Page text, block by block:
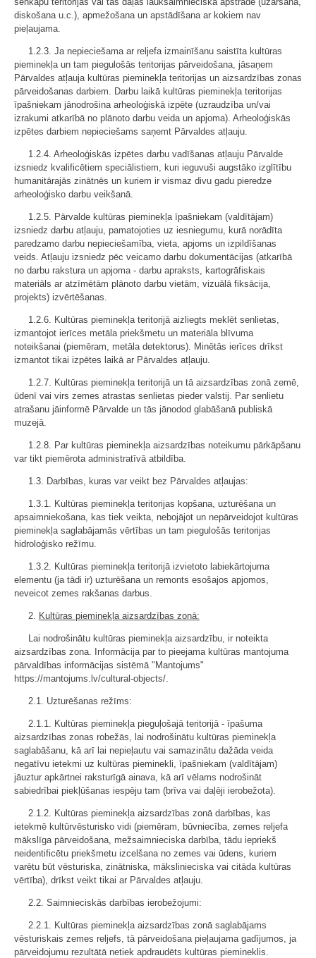
diskošana u.c.), apmežošana un apstādīšana ar kokiem nav
pieļaujama.
1.2.3. Ja nepieciešama ar reljefa izmainīšanu saistīta kultūras
pieminekļa un tam piegulošās teritorijas pārveidošana, jāsaņem
Pārvaldes atļauja kultūras pieminekļa teritorijas un aizsardzības zonas
pārveidošanas darbiem. Darbu laikā kultūras pieminekļa teritorijas
īpašniekam jānodrošina arheoloģiskā izpēte (uzraudzība un/vai
izrakumi atkarībā no plānoto darbu veida un apjoma). Arheoloģiskās
izpētes darbiem nepieciešams saņemt Pārvaldes atļauju.
1.2.4. Arheoloģiskās izpētes darbu vadīšanas atļauju Pārvalde
izsniedz kvalificētiem speciālistiem, kuri ieguvuši augstāko izglītību
humanitārajās zinātnēs un kuriem ir vismaz divu gadu pieredze
arheoloģisko darbu veikšanā.
1.2.5. Pārvalde kultūras pieminekļa īpašniekam (valdītājam)
izsniedz darbu atļauju, pamatojoties uz iesniegumu, kurā norādīta
paredzamo darbu nepieciešamība, vieta, apjoms un izpildīšanas
veids. Atļauju izsniedz pēc veicamo darbu dokumentācijas (atkarībā
no darbu rakstura un apjoma - darbu apraksts, kartogrāfiskais
materiāls ar atzīmētām plānoto darbu vietām, vizuālā fiksācija,
projekts) izvērtēšanas.
1.2.6. Kultūras pieminekļa teritorijā aizliegts meklēt senlietas,
izmantojot ierīces metāla priekšmetu un materiāla blīvuma
noteikšanai (piemēram, metāla detektorus). Minētās ierīces drīkst
izmantot tikai izpētes laikā ar Pārvaldes atļauju.
1.2.7. Kultūras pieminekļa teritorijā un tā aizsardzības zonā zemē,
ūdenī vai virs zemes atrastas senlietas pieder valstij. Par senlietu
atrašanu jāinformē Pārvalde un tās jānodod glabāšanā publiskā
muzejā.
1.2.8. Par kultūras pieminekļa aizsardzības noteikumu pārkāpšanu
var tikt piemērota administratīvā atbildība.
1.3. Darbības, kuras var veikt bez Pārvaldes atļaujas:
1.3.1. Kultūras pieminekļa teritorijas kopšana, uzturēšana un
apsaimniekošana, kas tiek veikta, nebojājot un nepārveidojot kultūras
pieminekļa saglabājamās vērtības un tam piegulošās teritorijas
hidroloģisko režīmu.
1.3.2. Kultūras pieminekļa teritorijā izvietoto labiekārtojuma
elementu (ja tādi ir) uzturēšana un remonts esošajos apjomos,
neveicot zemes rakšanas darbus.
2. Kultūras pieminekļa aizsardzības zonā:
Lai nodrošinātu kultūras pieminekļa aizsardzību, ir noteikta
aizsardzības zona. Informācija par to pieejama kultūras mantojuma
pārvaldības informācijas sistēmā "Mantojums"
https://mantojums.lv/cultural-objects/.
2.1. Uzturēšanas režīms:
2.1.1. Kultūras pieminekļa pieguļošajā teritorijā - īpašuma
aizsardzības zonas robežās, lai nodrošinātu kultūras pieminekļa
saglabāšanu, kā arī lai nepieļautu vai samazinātu dažāda veida
negatīvu ietekmi uz kultūras pieminekli, īpašniekam (valdītājam)
jāuztur apkārtnei raksturīgā ainava, kā arī vēlams nodrošināt
sabiedrībai piekļūšanas iespēju tam (brīva vai daļēji ierobežota).
2.1.2. Kultūras pieminekļa aizsardzības zonā darbības, kas
ietekmē kultūrvēsturisko vidi (piemēram, būvniecība, zemes reljefa
mākslīga pārveidošana, mežsaimnieciska darbība, tādu iepriekš
neidentificētu priekšmetu izcelšana no zemes vai ūdens, kuriem
varētu būt vēsturiska, zinātniska, mākslinieciska vai citāda kultūras
vērtība), drīkst veikt tikai ar Pārvaldes atļauju.
2.2. Saimnieciskās darbības ierobežojumi:
2.2.1. Kultūras pieminekļa aizsardzības zonā saglabājams
vēsturiskais zemes reljefs, tā pārveidošana pieļaujama gadījumos, ja
pārveidojumu rezultātā netiek apdraudēts kultūras piemineklis.